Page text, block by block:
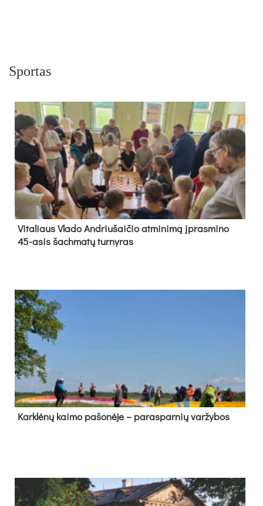
Sportas
Vi­ta­liaus Vla­do And­riu­šai­čio at­mi­ni­mą įpras­mi­no
45-asis šach­ma­tų tur­ny­ras
Kark­lė­nų kai­mo pa­šo­nė­je – pa­ras­par­nių var­žy­bos